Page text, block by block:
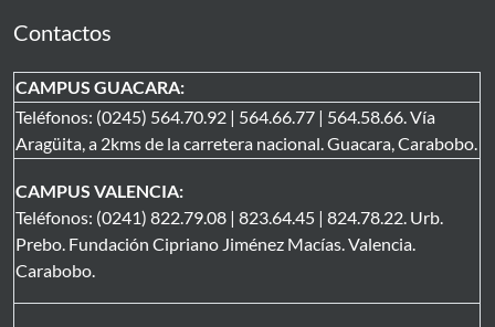
Contactos
CAMPUS GUACARA:
Teléfonos: (0245) 564.70.92 | 564.66.77 | 564.58.66. Vía
Aragüita, a 2kms de la carretera nacional. Guacara, Carabobo.
CAMPUS VALENCIA:
Teléfonos: (0241) 822.79.08 | 823.64.45 | 824.78.22. Urb.
Prebo. Fundación Cipriano Jiménez Macías. Valencia.
Carabobo.